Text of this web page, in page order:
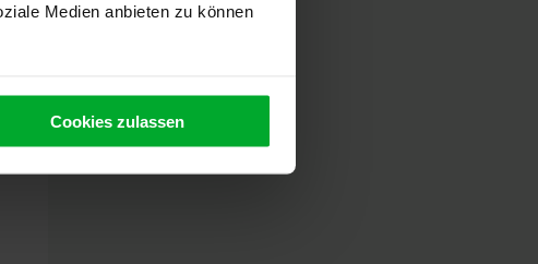
Medien anbieten zu können
Cookies zulassen